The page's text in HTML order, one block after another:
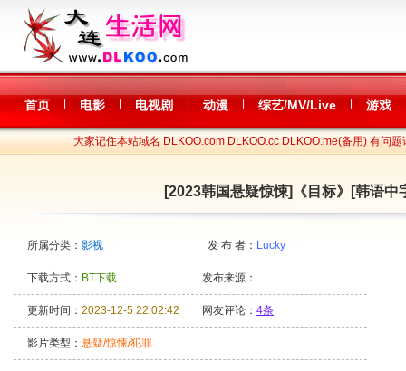
首页 电影 电视剧 动漫 综艺/MV/Live 游戏
大家记住本站域名 DLKOO.com DLKOO.cc DLKOO.me(备用) 有问题
[2023韩国悬疑惊悚]《目标》[韩语
所属分类： 影视 发 布 者： Lucky
下载方式： BT下载 发布来源：
更新时间： 2023-12-5 22:02:42 网友评论： 4条
影片类型： 悬疑/惊悚/犯罪